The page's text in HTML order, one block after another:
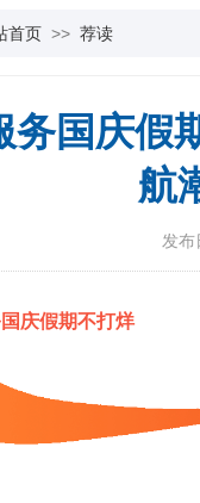
首页 >> 荐读
务国庆假
航
发
庆假期不打烊